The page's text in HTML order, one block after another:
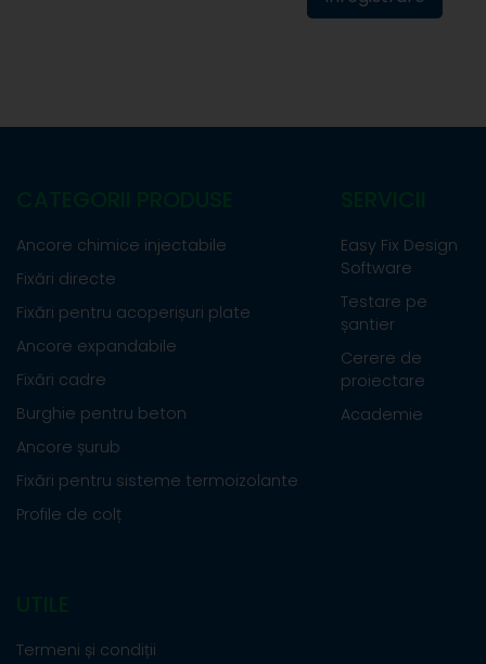
Ancore chimice injectabile
Fixări directe
Fixări pentru acoperișuri plate
Ancore expandabile
Fixări cadre
Burghie pentru beton
Ancore șurub
Fixări pentru sisteme termoizolante
Profile de colț
Easy Fix Design
Software
Testare pe
șantier
Cerere de
proiectare
Academie
Termeni și condiții